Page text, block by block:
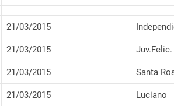
21/03/2015
21/03/2015 Juv.Felic.
21/03/2015 Santa
21/03/2015 Luciano